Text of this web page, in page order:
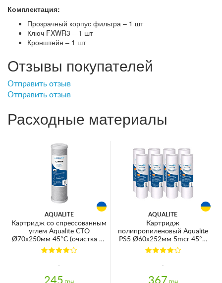
Комплектация:
Прозрачный корпус фильтра – 1 шт
Ключ FXWR3 – 1 шт
Кронштейн – 1 шт
Отзывы покупателей
Отправить отзыв
Отправить отзыв
Расходные материалы
AQUALITE
Картридж со спрессованным
углем Aqualite CTO
Ø70x250мм 45°C (очистка от
хлора и органических
загрязнений)
245
AQUALITE
Картридж
полипропиленовый Aqualite
PS5 Ø60x252мм 5mcr 45°C
(очистка от механических
примесей) (упаковка 8шт)
367